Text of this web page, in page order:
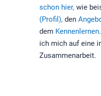
schon hier,wie
(Profil),den
dem Kennenlernen
ich mich auf eine
Zusammenarbeit.